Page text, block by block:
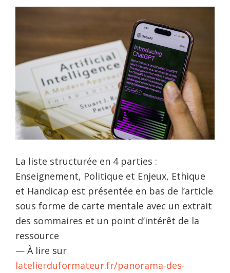
La liste structurée en 4 parties :
Enseignement, Politique et Enjeux, Ethique
et Handicap est présentée en bas de l’article
sous forme de carte mentale avec un extrait
des sommaires et un point d’intérêt de la
ressource
— À lire sur
latelierduformateur.fr/panorama-des-